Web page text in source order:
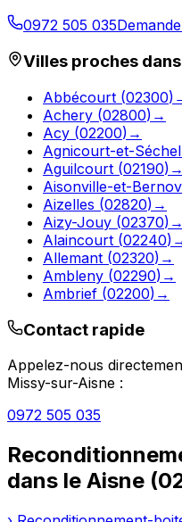
0972 505 035
Villes proches
Abbécourt (02300)
Achery (02800) →
Acy (02200) →
Agnicourt-et-
Aguilcourt (02190) →
Aisonville-et-
Aizelles (02820) →
Aizy-Jouy (02370) →
Alaincourt (02240)
Allemant (02320) →
Ambleny (02290) →
Ambrief (02200) →
Contact rapide
Appelez-nous
Missy-sur-Aisne :
0972 505 035
dans le Aisne (